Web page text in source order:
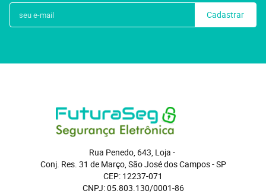
Cadastrar
Rua Penedo, 643, Loja -
Conj. Res. 31 de Março, São José dos Campos - SP
CEP: 12237-071
CNPJ: 05.803.130/0001-86